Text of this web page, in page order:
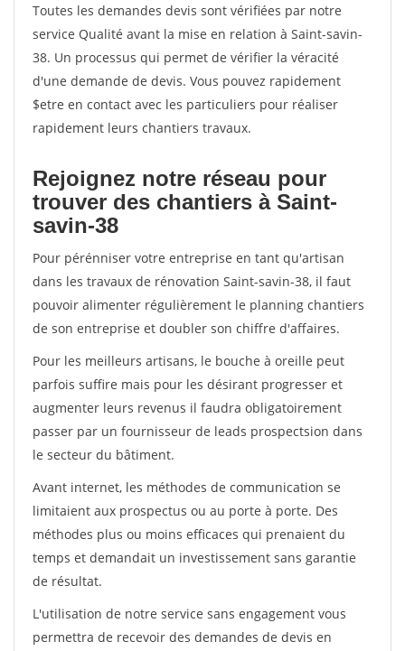
Toutes les demandes devis sont vérifiées par notre
service Qualité avant la mise en relation à Saint-savin-
38. Un processus qui permet de vérifier la véracité
d'une demande de devis. Vous pouvez rapidement
$etre en contact avec les particuliers pour réaliser
rapidement leurs chantiers travaux.
Rejoignez notre réseau pour
trouver des chantiers à Saint-
savin-38
Pour pérénniser votre entreprise en tant qu'artisan
dans les travaux de rénovation Saint-savin-38, il faut
pouvoir alimenter régulièrement le planning chantiers
de son entreprise et doubler son chiffre d'affaires.
Pour les meilleurs artisans, le bouche à oreille peut
parfois suffire mais pour les désirant progresser et
augmenter leurs revenus il faudra obligatoirement
passer par un fournisseur de leads prospectsion dans
le secteur du bâtiment.
Avant internet, les méthodes de communication se
limitaient aux prospectus ou au porte à porte. Des
méthodes plus ou moins efficaces qui prenaient du
temps et demandait un investissement sans garantie
de résultat.
L'utilisation de notre service sans engagement vous
permettra de recevoir des demandes de devis en